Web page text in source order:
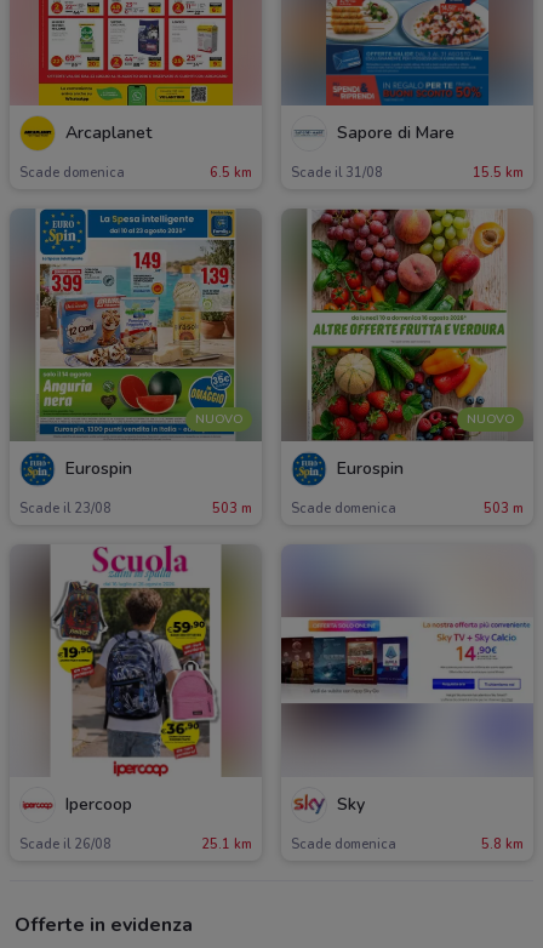
Arcaplanet
Scade domenica 6.5 km
Sapore di Mare
Scade il 31/08 15.5 km
NUOVO
Eurospin
Scade il 23/08 503 m
NUOVO
Eurospin
Scade domenica 503 m
Ipercoop
Scade il 26/08 25.1 km
Sky
Scade domenica 5.8 km
Offerte in evidenza